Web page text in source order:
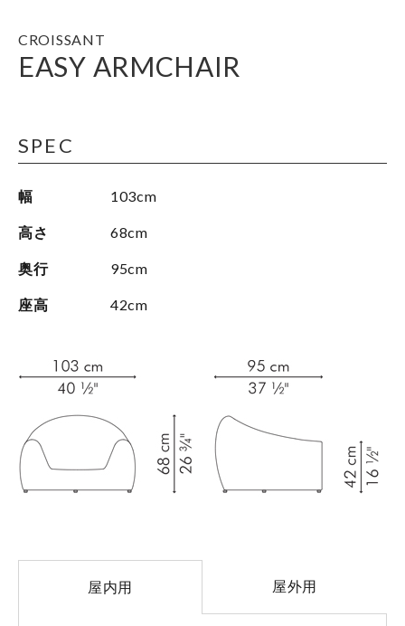
CROISSANT
EASY ARMCHAIR
SPEC
幅 103cm
高さ 68cm
奥行 95cm
座高 42cm
屋内用 屋外用